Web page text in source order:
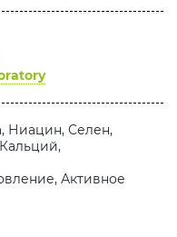
Ниацин, Селен,
Активное